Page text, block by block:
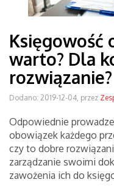
Księgowość
warto? Dla
rozwiązanie?
Dodano: 2019-12-04, przez
Odpowiednie
obowiązek każdego
czy to dobre
zarządzanie swoimi
zawożenia ich do